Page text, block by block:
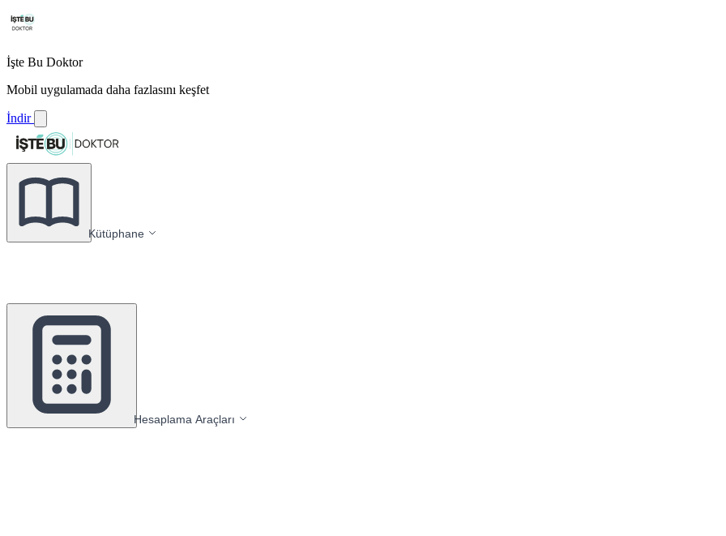
İşte Bu Doktor
Mobil uygulamada daha fazlasını keşfet
İndir
Kütüphane
Hesaplama Araçları